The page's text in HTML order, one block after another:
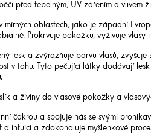
před tepelným, UV zářením a vlivem
mírných oblastech, jako je západní
Prokrvuje pokožku, vyživuje vlasy i
lesk a zvýrazňuje barvu vlasů, zvyšuje
v tahu. Tyto pečující látky dodávají
a živiny do vlasové pokožky a
čakrou a spojuje nás se svými
a intuici a zdokonaluje myšlenkové